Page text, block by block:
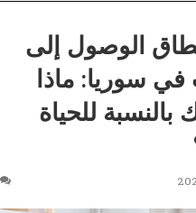
الوصول إلى
في سوريا: ماذا
بالنسبة للحياة